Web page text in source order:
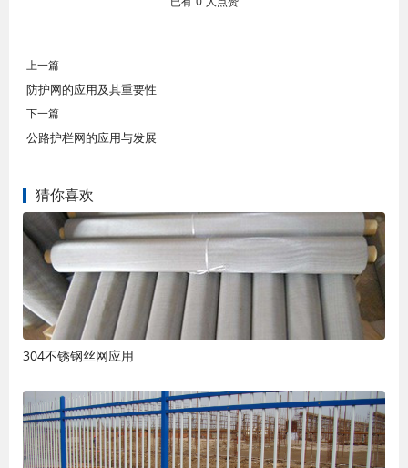
上一篇
防护网的应用及其重要性
下一篇
公路护栏网的应用与发展
猜你喜欢
304不锈钢丝网应用